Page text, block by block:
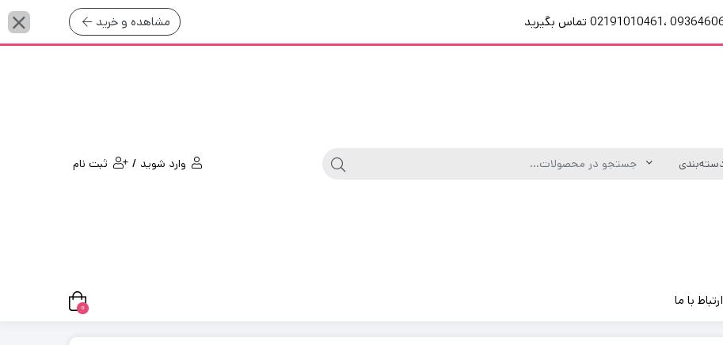
مشاهده و خرید
وارد شوید / ثبت نام
ارتباط با ما
0